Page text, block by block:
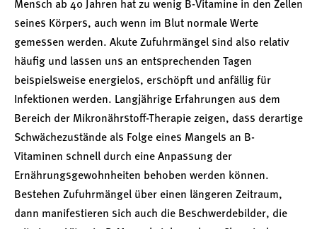
Mensch ab 40 Jahren hat zu wenig B-Vitamine in den Zellen
seines Körpers, auch wenn im Blut normale Werte
gemessen werden. Akute Zufuhrmängel sind also relativ
häufig und lassen uns an entsprechenden Tagen
beispielsweise energielos, erschöpft und anfällig für
Infektionen werden. Langjährige Erfahrungen aus dem
Bereich der Mikronährstoff-Therapie zeigen, dass derartige
Schwächezustände als Folge eines Mangels an B-
Vitaminen schnell durch eine Anpassung der
Ernährungsgewohnheiten behoben werden können.
Bestehen Zufuhrmängel über einen längeren Zeitraum,
dann manifestieren sich auch die Beschwerdebilder, die